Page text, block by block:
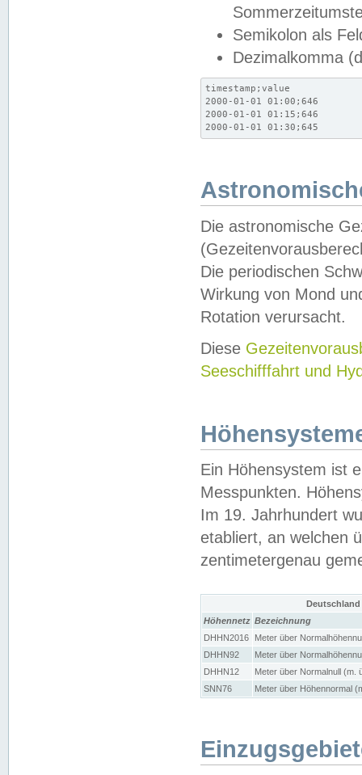
Semikolon als
Dezimalkomma
timestamp;value
2000-01-01 01:00;646
2000-01-01 01:15;646
2000-01-01 01:30;645
Die astronomische
Die periodischen
Wirkung von Mond
Rotation verursacht.
Diese
Seeschifffahrt und
Ein Höhensystem ist
Messpunkten.
Im 19. Jahrhundert
etabliert, an welchen
zentimetergenau
Höhennetz Bezeichnung
DHHN2016
Meter über
DHHN92
Meter über
DHHN12
Meter über Normalnull (m.
SNN76
Meter über Höhennormal